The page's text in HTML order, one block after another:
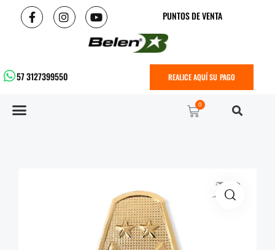
PUNTOS DE VENTA
57 3127399550 REALICE AQUÍ SU PAGO
0